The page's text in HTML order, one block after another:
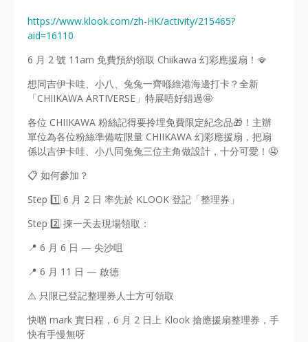
https://www.klook.com/zh-HK/activity/215465?
aid=16110
6 月 2 號 11am 免費預約領取 Chiikawa 幻彩應援扇！🪭
想同吉伊卡哇、小八、兔兔一齊喺維港海邊打卡？全新
「CHIIKAWA ARTIVERSE」特展唔好錯過🤩
各位 CHIIKAWA 粉絲記得要拎埋免費限定紀念品🎁！主辦
單位為各位粉絲準備咗限量 CHIIKAWA 幻彩應援扇，把扇
係以吉伊卡哇、小八同兔兔三位主角做設計，十分可愛！🤤
📋 如何參加？
Step 1️⃣ 6 月 2 日 率先於 KLOOK 登記「整理券」
Step 2️⃣ 揀一天去現場領取：
📍 6 月 6 日 — 尖沙咀
📍 6 月 11 日 — 啟德
⚠️ 只限已登記整理券人士方可領取
快啲 mark 實日程，6 月 2 日上 Klook 搶應援扇整理券，手
快有手慢無呀